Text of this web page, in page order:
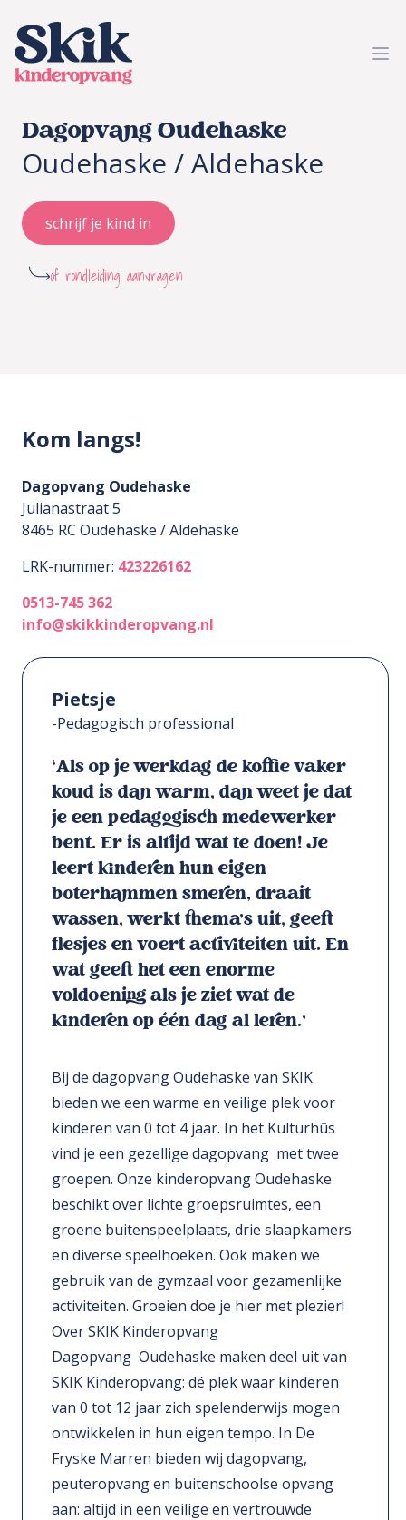
SKIK kinderopvang
Dagopvang Oudehaske
Oudehaske / Aldehaske
schrijf je kind in
of rondleiding aanvragen
Kom langs!
Dagopvang Oudehaske
Julianastraat 5
8465 RC Oudehaske / Aldehaske
LRK-nummer: 423226162
0513-745 362
info@skikkinderopvang.nl
Pietsje
-Pedagogisch professional
‘Als op je werkdag de koffie vaker
koud is dan warm, dan weet je dat
je een pedagogisch medewerker
bent. Er is altijd wat te doen! Je
leert kinderen hun eigen
boterhammen smeren, draait
wassen, werkt thema’s uit, geeft
flesjes en voert activiteiten uit. En
wat geeft het een enorme
voldoening als je ziet wat de
kinderen op één dag al leren.’
Bij de dagopvang Oudehaske van SKIK
bieden we een warme en veilige plek voor
kinderen van 0 tot 4 jaar. In het Kulturhûs
vind je een gezellige dagopvang met twee
groepen. Onze kinderopvang Oudehaske
beschikt over lichte groepsruimtes, een
groene buitenspeelplaats, drie slaapkamers
en diverse speelhoeken. Ook maken we
gebruik van de gymzaal voor gezamenlijke
activiteiten. Groeien doe je hier met plezier!
Over SKIK Kinderopvang
Dagopvang Oudehaske maken deel uit van
SKIK Kinderopvang: dé plek waar kinderen
van 0 tot 12 jaar zich spelenderwijs mogen
ontwikkelen in hun eigen tempo. In De
Fryske Marren bieden wij dagopvang,
peuteropvang en buitenschoolse opvang
aan: altijd in een veilige en vertrouwde